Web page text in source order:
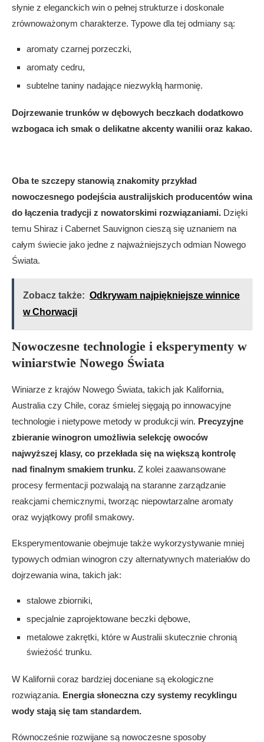
słynie z eleganckich win o pełnej strukturze i doskonale
zrównoważonym charakterze. Typowe dla tej odmiany są:
aromaty czarnej porzeczki,
aromaty cedru,
subtelne taniny nadające niezwykłą harmonię.
Dojrzewanie trunków w dębowych beczkach dodatkowo
wzbogaca ich smak o delikatne akcenty wanilii oraz kakao.
Oba te szczepy stanowią znakomity przykład
nowoczesnego podejścia australijskich producentów wina
do łączenia tradycji z nowatorskimi rozwiązaniami. Dzięki
temu Shiraz i Cabernet Sauvignon cieszą się uznaniem na
całym świecie jako jedne z najważniejszych odmian Nowego
Świata.
Zobacz także: Odkrywam najpiękniejsze winnice
w Chorwacji
Nowoczesne technologie i eksperymenty w
winiarstwie Nowego Świata
Winiarze z krajów Nowego Świata, takich jak Kalifornia,
Australia czy Chile, coraz śmielej sięgają po innowacyjne
technologie i nietypowe metody w produkcji win. Precyzyjne
zbieranie winogron umożliwia selekcję owoców
najwyższej klasy, co przekłada się na większą kontrolę
nad finalnym smakiem trunku. Z kolei zaawansowane
procesy fermentacji pozwalają na staranne zarządzanie
reakcjami chemicznymi, tworząc niepowtarzalne aromaty
oraz wyjątkowy profil smakowy.
Eksperymentowanie obejmuje także wykorzystywanie mniej
typowych odmian winogron czy alternatywnych materiałów do
dojrzewania wina, takich jak:
stalowe zbiorniki,
specjalnie zaprojektowane beczki dębowe,
metalowe zakrętki, które w Australii skutecznie chronią
świeżość trunku.
W Kalifornii coraz bardziej doceniane są ekologiczne
rozwiązania. Energia słoneczna czy systemy recyklingu
wody stają się tam standardem.
Równocześnie rozwijane są nowoczesne sposoby